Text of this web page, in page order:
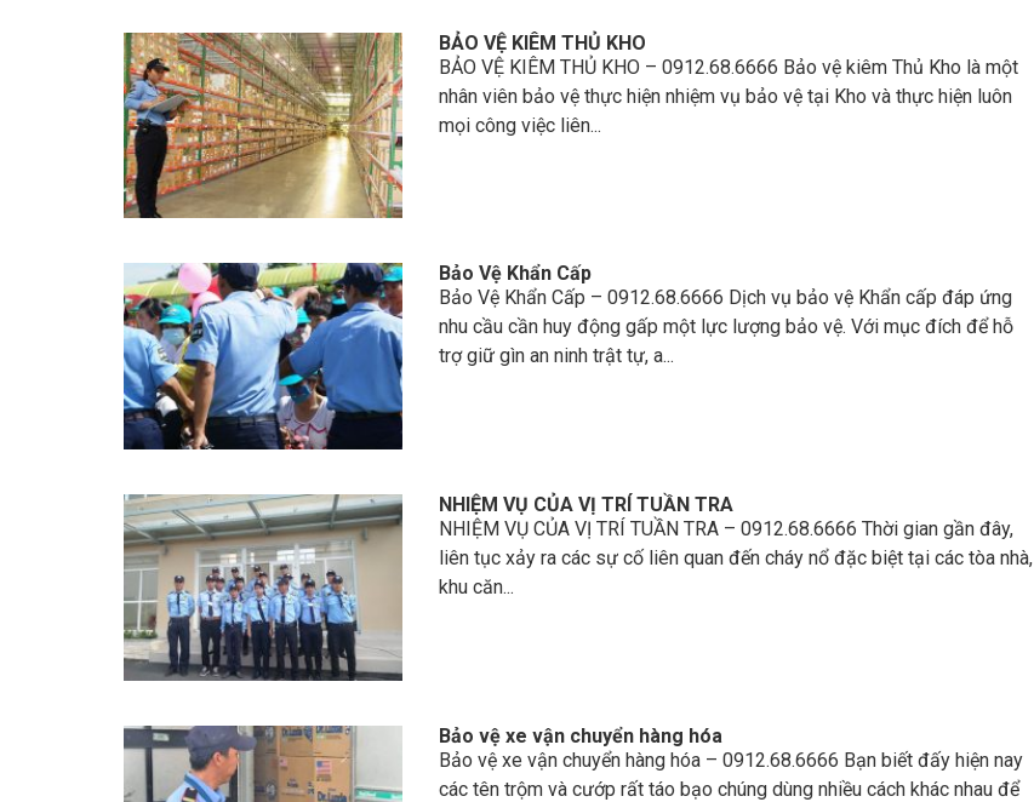
BẢO VỆ KIÊM THỦ KHO
BẢO VỆ KIÊM THỦ KHO – 0912.68.6666 Bảo vệ kiêm Thủ Kho là một
nhân viên bảo vệ thực hiện nhiệm vụ bảo vệ tại Kho và thực hiện luôn
mọi công việc liên...
Bảo Vệ Khẩn Cấp
Bảo Vệ Khẩn Cấp – 0912.68.6666 Dịch vụ bảo vệ Khẩn cấp đáp ứng
nhu cầu cần huy động gấp một lực lượng bảo vệ. Với mục đích để hỗ
trợ giữ gìn an ninh trật tự, a...
NHIỆM VỤ CỦA VỊ TRÍ TUẦN TRA
NHIỆM VỤ CỦA VỊ TRÍ TUẦN TRA – 0912.68.6666 Thời gian gần đây,
liên tục xảy ra các sự cố liên quan đến cháy nổ đặc biệt tại các tòa nhà,
khu căn...
Bảo vệ xe vận chuyển hàng hóa
Bảo vệ xe vận chuyển hàng hóa – 0912.68.6666 Bạn biết đấy hiện nay
các tên trộm và cướp rất táo bạo chúng dùng nhiều cách khác nhau để